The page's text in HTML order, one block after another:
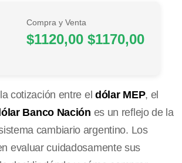
Compra y Venta
$1120,00 $1170,00
cotización entre el dólar MEP, el
Banco Nación es un reflejo de la
cambiario argentino. Los
evaluar cuidadosamente sus